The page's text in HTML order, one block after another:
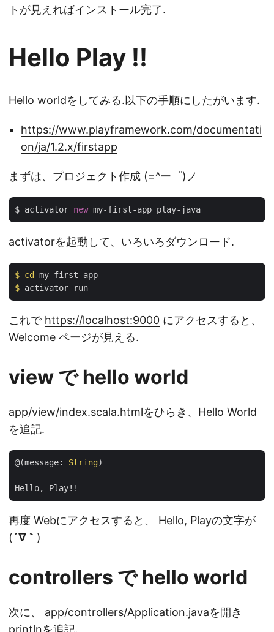
トが見えればインストール完了.
Hello Play !!
Hello worldをしてみる.以下の手順にしたがいます.
https://www.playframework.com/documentati
on/ja/1.2.x/firstapp
まずは、プロジェクト作成 (=^ー゜)ノ
$ activator new
activatorを起動して、いろいろダウンロード.
$ cd
my-first-app
$ activator run
これで https://localhost:9000 にアクセスすると、
Welcome ページが見える.
view で hello world
app/view/index.scala.htmlをひらき、Hello World
を追記.
@(message: String)
再度 Webにアクセスすると、 Hello, Playの文字が
(´∇｀ )
controllers で hello world
次に、 app/controllers/Application.javaを開き